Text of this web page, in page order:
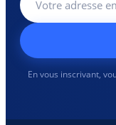
En vous inscrivant,